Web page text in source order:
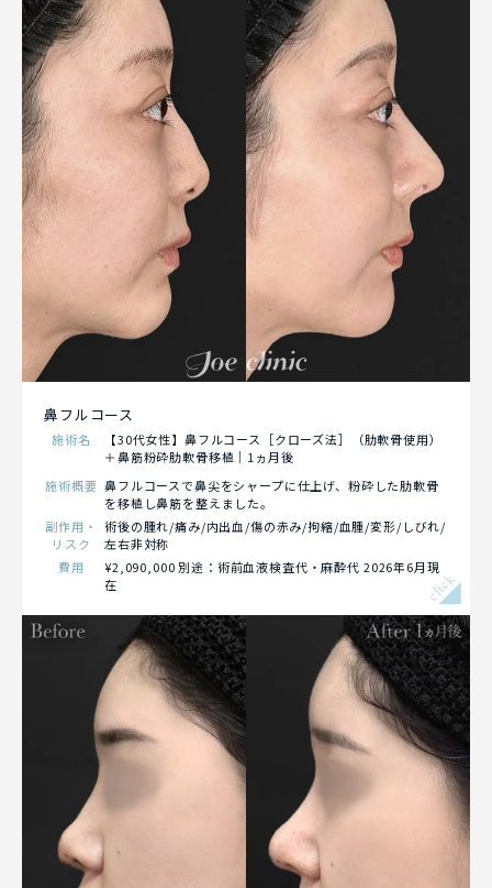
鼻フルコース
施術名
【30代女性】鼻フルコース［クローズ法］（肋軟骨使用）
＋鼻筋粉砕肋軟骨移植｜1ヵ月後
施術概要 鼻フルコースで鼻尖をシャープに仕上げ、粉砕した肋軟骨
を移植し鼻筋を整えました。
副作用・
リスク
術後の腫れ/痛み/内出血/傷の赤み/拘縮/血腫/変形/しびれ/
左右非対称
費用
¥2,090,000 別途：術前血液検査代・麻酔代 2026年6月現
在
click